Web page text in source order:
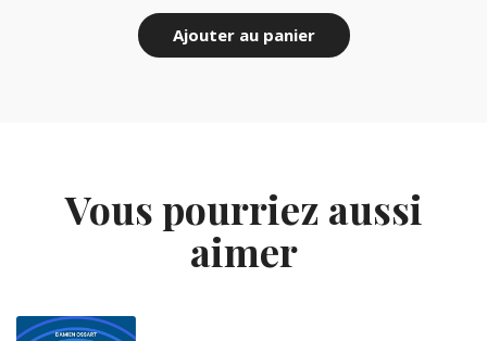
Ajouter au panier
Vous pourriez aussi
aimer